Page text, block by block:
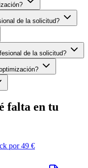
de la solicitud?
de la solicitud?
falta en tu
por 49 €